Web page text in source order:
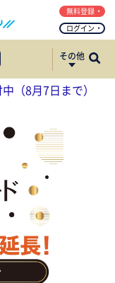
ログイン
無料登録
ポート
その他
（8月7日まで）